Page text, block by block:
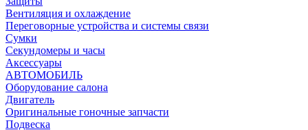
Вентиляция и охлаждение
Переговорные устройства и системы связи
Сумки
Секундомеры и часы
Аксессуары
АВТОМОБИЛЬ
Оборудование салона
Двигатель
Оригинальные гоночные запчасти
Подвеска